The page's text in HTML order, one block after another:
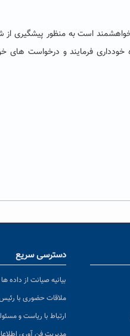
است به منظور پیشگیری
خودداری فرمایند و درخواست های
دسترسی سریع
بیانیه صیانت از داده ها
ملاقات حضوری با
ارتباط با ریاست و